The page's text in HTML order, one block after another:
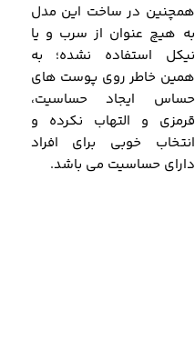
همچنین در ساخت این مدل
به هیچ عنوان از سرب و یا
نیکل استفاده نشده؛ به
همین خاطر روی پوست های
حساس ایجاد حساسیت،
قرمزی و التهاب نکرده و
انتخاب خوبی برای افراد
دارای حساسیت می باشد.